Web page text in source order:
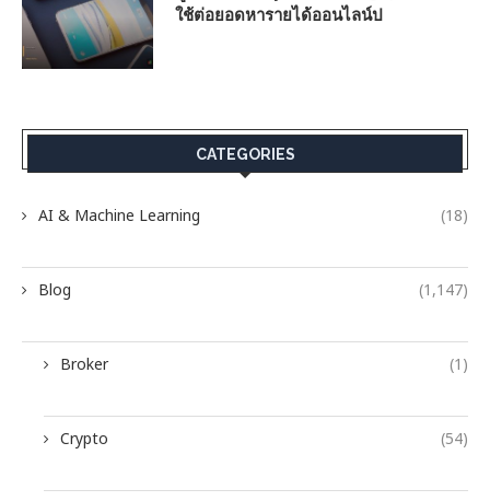
ใช้ต่อยอดหารายได้ออนไลน์ป
CATEGORIES
AI & Machine Learning (18)
Blog (1,147)
Broker (1)
Crypto (54)